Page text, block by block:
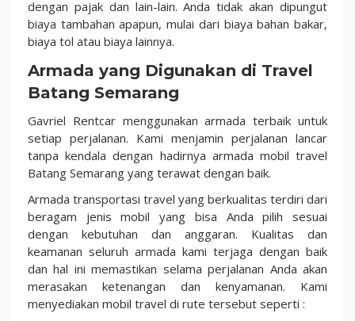
dengan pajak dan lain-lain. Anda tidak akan dipungut
biaya tambahan apapun, mulai dari biaya bahan bakar,
biaya tol atau biaya lainnya.
Armada yang Digunakan di Travel
Batang Semarang
Gavriel Rentcar menggunakan armada terbaik untuk
setiap perjalanan. Kami menjamin perjalanan lancar
tanpa kendala dengan hadirnya armada mobil travel
Batang Semarang yang terawat dengan baik.
Armada transportasi travel yang berkualitas terdiri dari
beragam jenis mobil yang bisa Anda pilih sesuai
dengan kebutuhan dan anggaran. Kualitas dan
keamanan seluruh armada kami terjaga dengan baik
dan hal ini memastikan selama perjalanan Anda akan
merasakan ketenangan dan kenyamanan. Kami
menyediakan mobil travel di rute tersebut seperti :